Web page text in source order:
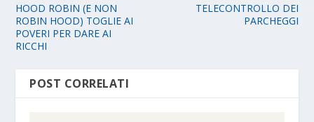
HOOD ROBIN (E NON
ROBIN HOOD) TOGLIE AI
POVERI PER DARE AI
RICCHI
TELECONTROLLO DEI
PARCHEGGI
POST CORRELATI